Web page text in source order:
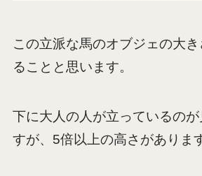
この立派な馬のオブジェの大
ることと思います。
下に大人の人が立っているのが
すが、5倍以上の高さがありま